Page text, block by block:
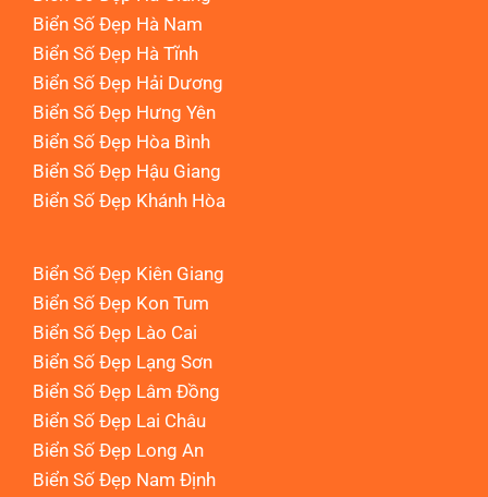
Biển Số Đẹp Hà Nam
Biển Số Đẹp Hà Tĩnh
Biển Số Đẹp Hải Dương
Biển Số Đẹp Hưng Yên
Biển Số Đẹp Hòa Bình
Biển Số Đẹp Hậu Giang
Biển Số Đẹp Khánh Hòa
Biển Số Đẹp Kiên Giang
Biển Số Đẹp Kon Tum
Biển Số Đẹp Lào Cai
Biển Số Đẹp Lạng Sơn
Biển Số Đẹp Lâm Đồng
Biển Số Đẹp Lai Châu
Biển Số Đẹp Long An
Biển Số Đẹp Nam Định